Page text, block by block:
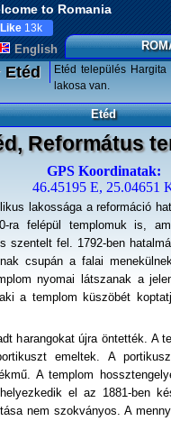
to Romania
English
Like 13k
Etéd
Etéd település
lakosa van.
Etéd
Református
GPS Koordinatak:
46.45195 E, 25.04651
lakossága a reformáció
ra felépül templomuk is,
szentelt fel. 1792-ben
csupán a falai
nyomai látszanak a
a templom küszöbét
harangokat újra öntették. A
emeltek. A
A templom
el az 1881-ben
nem szokványos. A